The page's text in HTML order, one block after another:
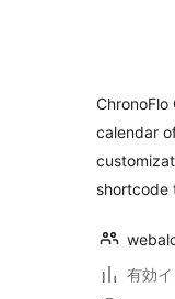
calendar
shortcode
有効